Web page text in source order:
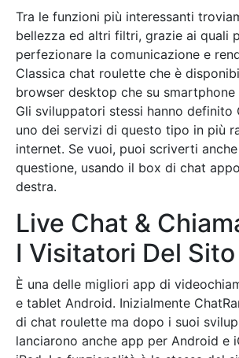
Tra le funzioni più interessanti
bellezza ed altri filtri, grazie ai quali
perfezionare la comunicazione e
Classica chat roulette che è
browser desktop che su smartphone
Gli sviluppatori stessi hanno definito
uno dei servizi di questo tipo in più
internet. Se vuoi, puoi scriverti anche
questione, usando il box di chat
destra.
Live Chat &
I Visitatori Del Sito
È una delle migliori app di
e tablet Android. Inizialmente
di chat roulette ma dopo i suoi
lanciarono anche app per Android e